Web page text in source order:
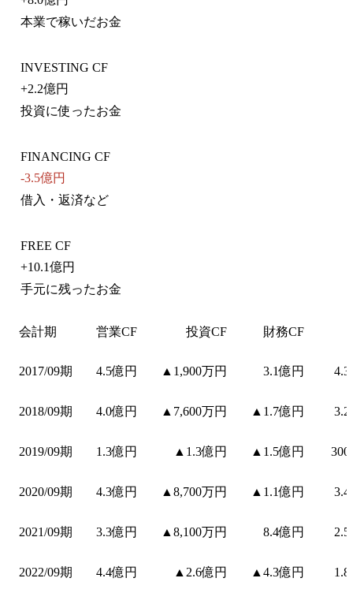
本業で稼いだお金
INVESTING CF
+2.2億円
投資に使ったお金
FINANCING CF
-3.5億円
借入・返済など
FREE CF
+10.1億円
手元に残ったお金
会計期 営業CF 投資CF 財務CF
2017/09期 4.5億円 ▲1,900万円 3.1億円
2018/09期 4.0億円 ▲7,600万円 ▲1.7億円
2019/09期 1.3億円 ▲1.3億円 ▲1.5億円
2020/09期 4.3億円 ▲8,700万円 ▲1.1億円
2021/09期 3.3億円 ▲8,100万円 8.4億円
2022/09期 4.4億円 ▲2.6億円 ▲4.3億円